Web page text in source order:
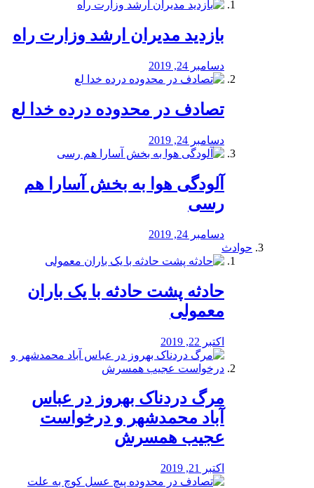
بازدید مدیران ارشد وزارت راه
دسامبر 24, 2019
تصادف در محدوده درده خدا لع
دسامبر 24, 2019
آلودگی هوا به بخش آسارا هم
رسی
دسامبر 24, 2019
حوادث
️حادثه پشت حادثه با یک باران
معمولی
اکتبر 22, 2019
مرگ دردناک بهروز در عباس
آباد محمدشهر و درخواست
عجیب همسرش
اکتبر 21, 2019